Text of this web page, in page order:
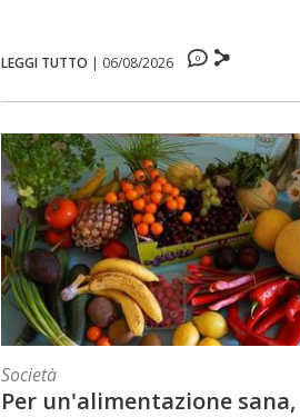
LEGGI TUTTO | 06/08/2026 0
Società
Per un'alimentazione